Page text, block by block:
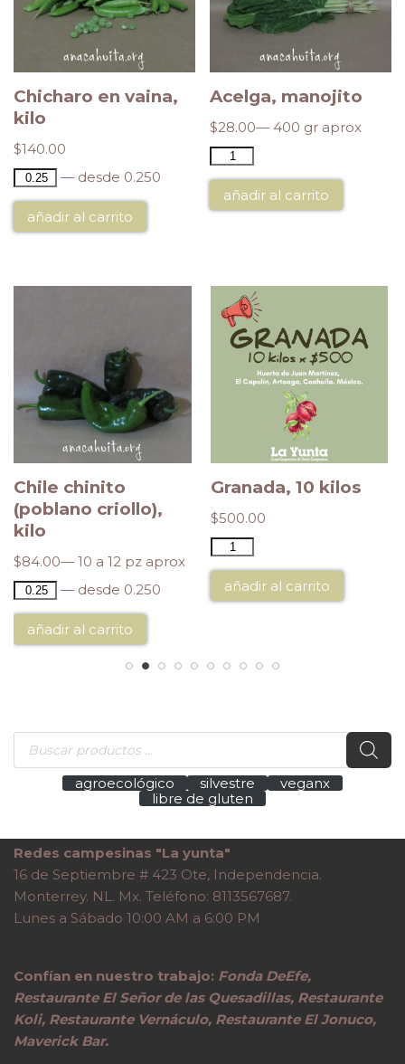
Chicharo en vaina,
kilo
$140.00
— desde 0.250
añadir al carrito
Acelga, manojito
$28.00— 400 gr aprox
añadir al carrito
Chile chinito
(poblano criollo),
kilo
$84.00— 10 a 12 pz aprox
— desde 0.250
añadir al carrito
Granada, 10 kilos
$500.00
añadir al carrito
agroecológico silvestre
veganx
libre de gluten
Redes campesinas "La yunta"
16 de Septiembre # 423 Ote, Independencia.
Monterrey. NL. Mx. Teléfono: 8113567687.
Lunes a Sábado 10:00 AM a 6:00 PM
Confían en nuestro trabajo: Fonda DeEfe,
Restaurante El Señor de las Quesadillas, Restaurante
Koli, Restaurante Vernáculo, Restaurante El Jonuco,
Maverick Bar.